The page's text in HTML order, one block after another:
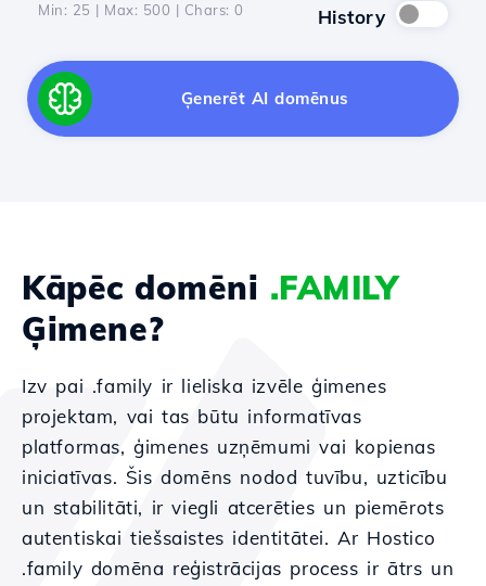
Min: 25 | Max: 500 | Chars: 0 History
Ģenerēt AI domēnus
Kāpēc domēni .FAMILY
Ģimene?
Izv pai .family ir lieliska izvēle ģimenes
projektam, vai tas būtu informatīvas
platformas, ģimenes uzņēmumi vai kopienas
iniciatīvas. Šis domēns nodod tuvību, uzticību
un stabilitāti, ir viegli atcerēties un piemērots
autentiskai tiešsaistes identitātei. Ar Hostico
.family domēna reģistrācijas process ir ātrs un